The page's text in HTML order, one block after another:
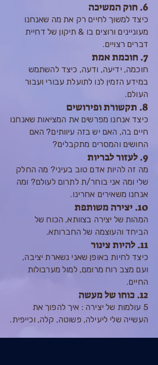
6. חוק המשיכה
כיצד למשוך לחיים רק את מה שאנחנו
מעוניינים ורוצים בו & תיקון של דחיית
דברים רצויים.
7. חוכמת אמת
חוכמה, ידיעה, ודעה, כיצד להשתמש
במידע הזמין לנו לתועלת עבורי ועבור
העולם.
8. תקשורת ופירושים
כיצד אנחנו מפרשים את המציאות שאנחנו
חיים בה, האם יש בזה עיוותים? האם
החושים והמסרים מתקבלים?
9. לעזור לבריות
מה זה להיות אדם טוב בעיני? מה החלק
שלי ומה אני בוחר/ת לתרום לעולם? ומה
אנחנו משאירים אחרינו.
10. יצירה משותפת
המהות של יצירה בצוותא, הכוח של
הביחד והעוצמה של החברותא.
11. להיות צינור
כיצד לחיות באופן שאני נשארת יציבה,
ועם מצב רוח מרומם, למול מערבולות
החיים.
12. כוחו של מעשה
5 עולמות של יצירה : איך להפוך את
העשייה שלי ליעילה, פשוטה, קלה, וכייפית.​